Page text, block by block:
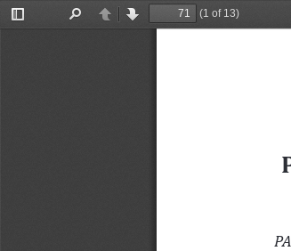
Toggle
PreviousNext
(1 of 13)